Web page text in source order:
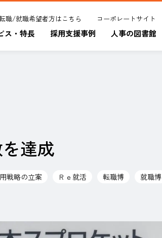
職/就職希望者方はこちら コーポレートサイト
ス・特長 採用支援事例 人事の図書館
達成
戦略の立案 Ｒｅ就活 転職博 就職博